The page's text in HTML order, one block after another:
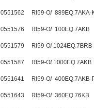
0551562 RI59-O/ 889EQ.7AKA-
0551576 RI59-O/ 100EQ.7AKB
0551579 RI59-O/
0551587 RI59-O/ 1000EQ.7AKB
0551641 RI59-O/
0551643 RI59-O/ 360EQ.76KB